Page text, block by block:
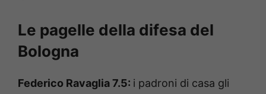
Le pagelle della difesa del
Bologna
Federico Ravaglia 7.5: i padroni di casa gli